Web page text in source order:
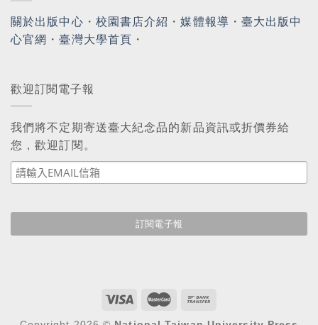
關於出版中心 ・ 校園書店介紹 ・媒體報導 ・ 臺大出版中
心官網 ・臺灣大學首頁 ・
歡迎訂閱電子報
我們將不定期寄送臺大紀念品的新品資訊或折價券給
您，歡迎訂閱。